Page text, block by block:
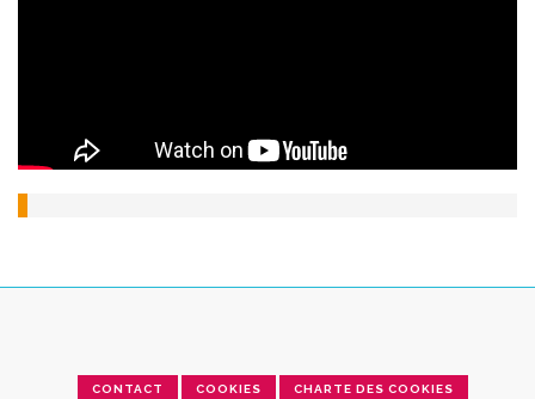
CONTACT COOKIES CHARTE DES COOKIES